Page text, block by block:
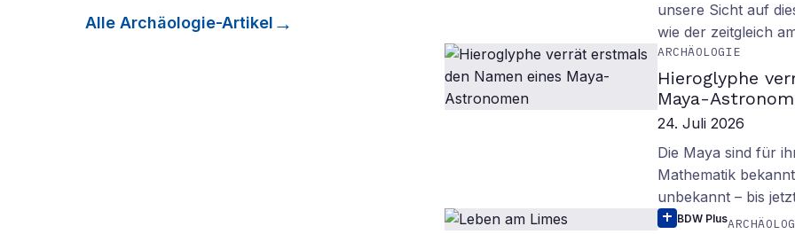
Alle Archäologie-Artikel
unsere Sicht auf
wie der zeitgleich
ARCHÄOLOGIE
Hieroglyphe
Maya-
24. Juli 2026
Die Maya sind für
Mathematik
unbekannt – bis
BDW Plus